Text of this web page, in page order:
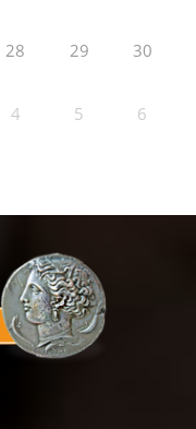
28 29 30
4 5 6